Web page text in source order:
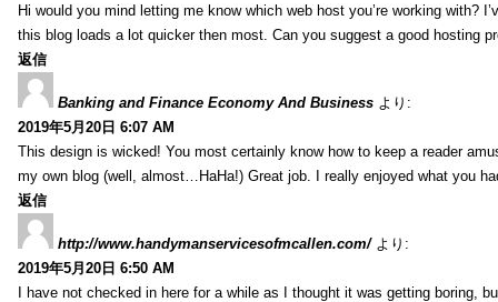
Hi would you mind letting me know which web host you’re working with?
this blog loads a lot quicker then most. Can you suggest a good hosting
返信
Banking and Finance Economy And Business より:
2019年5月20日 6:07 AM
This design is wicked! You most certainly know how to keep a reader
my own blog (well, almost…HaHa!) Great job. I really enjoyed what you
返信
http://www.handymanservicesofmcallen.com/ より:
2019年5月20日 6:50 AM
I have not checked in here for a while as I thought it was getting boring,